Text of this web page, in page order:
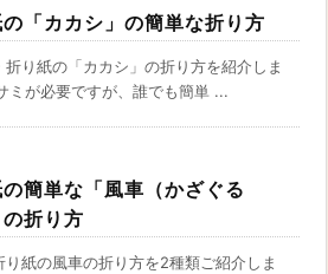
「カカシ」の簡単な折り方
折り紙の「カカシ」の折り方を紹介しま
ミが必要ですが、誰でも簡単 ...
簡単な「風車（かざぐる
の折り方
り紙の風車の折り方を2種類ご紹介しま